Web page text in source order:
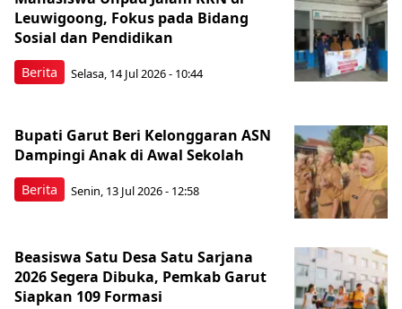
Berita
Leuwigoong, Fokus pada Bidang
Sosial dan Pendidikan
Selasa, 14 Jul 2026 - 10:44
Berita
Bupati Garut Beri Kelonggaran ASN
Dampingi Anak di Awal Sekolah
Senin, 13 Jul 2026 - 12:58
Beasiswa Satu Desa Satu Sarjana
2026 Segera Dibuka, Pemkab Garut
Siapkan 109 Formasi